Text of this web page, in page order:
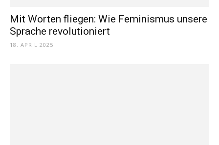
Mit Worten fliegen: Wie Feminismus unsere
Sprache revolutioniert
18. APRIL 2025